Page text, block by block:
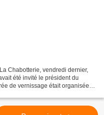
Chabotterie, vendredi dernier,
été invité le président du
de vernissage était organisée